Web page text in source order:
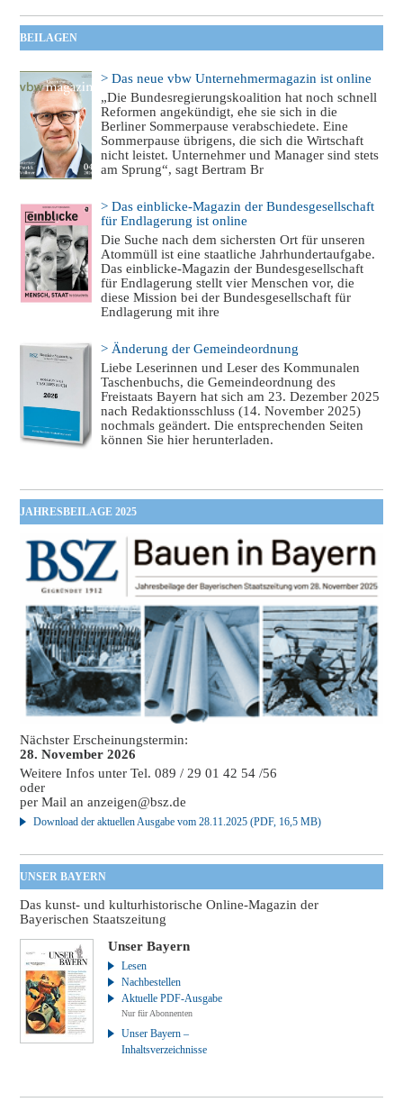
BEILAGEN
> Das neue vbw Unternehmermagazin ist online
„Die Bundesregierungskoalition hat noch schnell
Reformen angekündigt, ehe sie sich in die
Berliner Sommerpause verabschiedete. Eine
Sommerpause übrigens, die sich die Wirtschaft
nicht leistet. Unternehmer und Manager sind stets
am Sprung“, sagt Bertram Br
> Das einblicke-Magazin der Bundesgesellschaft
für Endlagerung ist online
Die Suche nach dem sichersten Ort für unseren
Atommüll ist eine staatliche Jahrhundertaufgabe.
Das einblicke-Magazin der Bundesgesellschaft
für Endlagerung stellt vier Menschen vor, die
diese Mission bei der Bundesgesellschaft für
Endlagerung mit ihre
> Änderung der Gemeindeordnung
Liebe Leserinnen und Leser des Kommunalen
Taschenbuchs, die Gemeindeordnung des
Freistaats Bayern hat sich am 23. Dezember 2025
nach Redaktionsschluss (14. November 2025)
nochmals geändert. Die entsprechenden Seiten
können Sie hier herunterladen.
JAHRESBEILAGE 2025
Nächster Erscheinungstermin:
28. November 2026
Weitere Infos unter Tel. 089 / 29 01 42 54 /56
oder
per Mail ananzeigen@bsz.de
Download der aktuellen Ausgabe vom 28.11.2025 (PDF, 16,5 MB)
UNSER BAYERN
Das kunst- und kulturhistorische Online-Magazin der
Bayerischen Staatszeitung
Unser Bayern
Lesen
Nachbestellen
Aktuelle PDF-Ausgabe
Nur für Abonnenten
Unser Bayern –
Inhaltsverzeichnisse